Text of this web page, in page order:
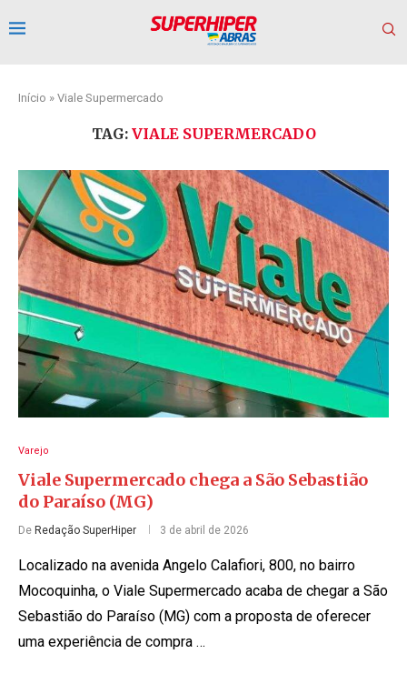
Início » Viale Supermercado
TAG: VIALE SUPERMERCADO
Varejo
Viale Supermercado chega a São Sebastião
do Paraíso (MG)
De Redação SuperHiper 3 de abril de 2026
Localizado na avenida Angelo Calafiori, 800, no bairro
Mocoquinha, o Viale Supermercado acaba de chegar a São
Sebastião do Paraíso (MG) com a proposta de oferecer
uma experiência de compra …